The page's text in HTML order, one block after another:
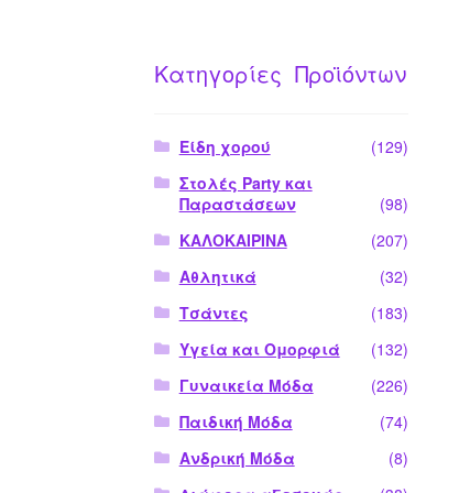
Κατηγορίες Προϊόντων
Είδη χορού
(129)
Στολές Party και
Παραστάσεων
(98)
ΚΑΛΟΚΑΙΡΙΝΑ
(207)
Αθλητικά
(32)
Τσάντες
(183)
Υγεία και Ομορφιά
(132)
Γυναικεία Μόδα
(226)
Παιδική Μόδα
(74)
Ανδρική Μόδα
(8)